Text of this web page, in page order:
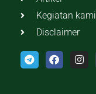
Kegiatan kami
Disclaimer